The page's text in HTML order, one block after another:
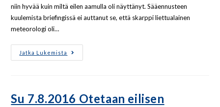
niin hyvää kuin miltä eilen aamulla oli näyttänyt. Sääennusteen
kuulemista briefingissä ei auttanut se, että skarppi liettualainen
meteorologi oli…
Jatka Lukemista
Su 7.8.2016 Otetaan eilisen